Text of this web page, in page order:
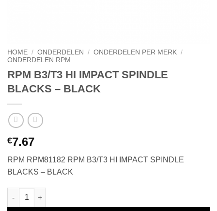
HOME / ONDERDELEN / ONDERDELEN PER MERK /
ONDERDELEN RPM
RPM B3/T3 HI IMPACT SPINDLE
BLACKS – BLACK
€7.67
RPM RPM81182 RPM B3/T3 HI IMPACT SPINDLE
BLACKS – BLACK
RPM B3/T3 HI IMPACT SPINDLE BLACKS - BLACK aantal